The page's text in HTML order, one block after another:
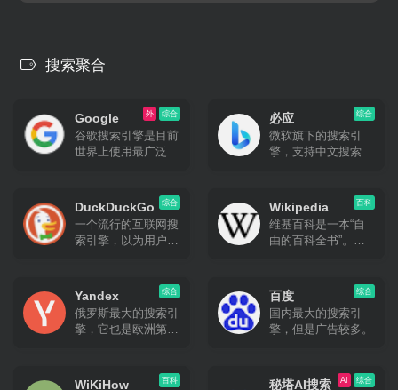
搜索聚合
综合
外
Google
谷歌搜索引擎是目前
世界上使用最广泛的
高。
综合
必应
微软旗下的搜索引
擎，支持中文搜索。
综合
DuckDuckGo
一个流行的互联网搜
索引擎，以为用户提
答案、更少的混乱和
真正的隐私的卓越搜
索体验。在默认情况
下，不会跟踪你的搜
踪你。
百科
Wikipedia
维基百科是一本“自
由的百科全书”。虽
实用。
综合
Yandex
俄罗斯最大的搜索引
擎，它也是欧洲第二
文结果可能不太准
综合
百度
国内最大的搜索引
擎，但是广告较多。
百科
WiKiHow 综合
AI
秘塔AI搜索